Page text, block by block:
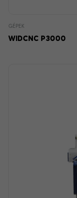
GÉPEK
WIDCNC P3000